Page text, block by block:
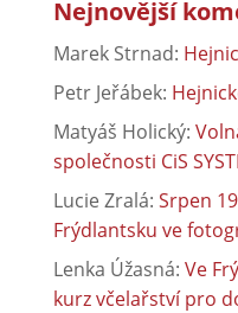
Nejnovější
Marek Strnad:
Petr Jeřábek:
Matyáš Holický:
společnosti CiS
Lucie Zralá: Srpen
Frýdlantsku ve
Lenka Úžasná: Ve
kurz včelařství pro